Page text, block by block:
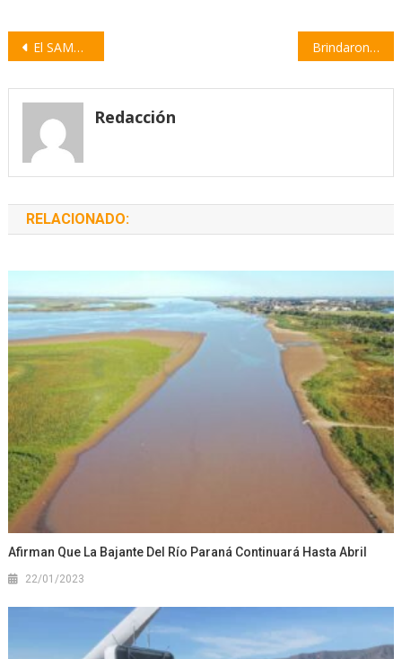
Navegación
entradas
El SAMCo de Empalme brindó atención médica a 1.350 vecinos durante enero Brindaron recomendaciones ante la presencia de palometas en el río Paraná
Redacción
RELACIONADO:
Afirman Que La Bajante Del Río Paraná Continuará Hasta Abril
22/01/2023